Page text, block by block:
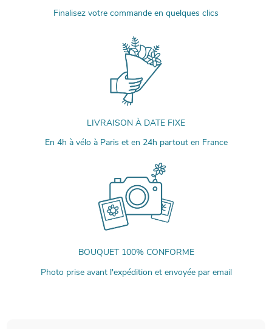
Finalisez votre commande en quelques clics
LIVRAISON À DATE FIXE
En 4h à vélo à Paris et en 24h partout en France
BOUQUET 100% CONFORME
Photo prise avant l'expédition et envoyée par email